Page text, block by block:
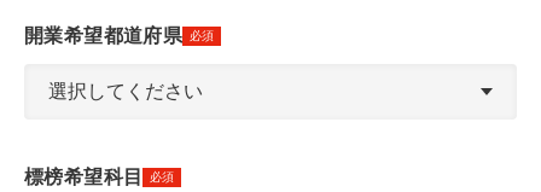
開業希望都道府県 必須
標榜希望科目 必須